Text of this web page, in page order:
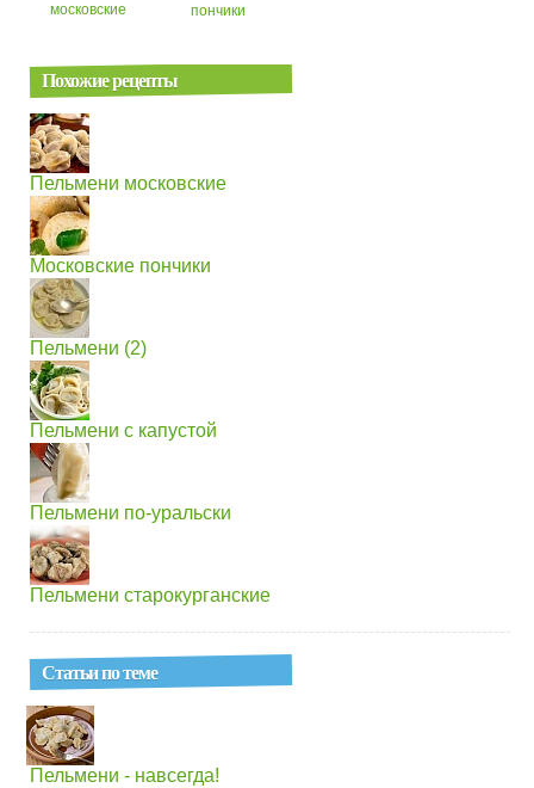
московские
пончики
Похожие рецепты
Пельмени московские
Московские пончики
Пельмени (2)
Пельмени с капустой
Пельмени по-уральски
Пельмени старокурганские
Статьи по теме
Пельмени - навсегда!